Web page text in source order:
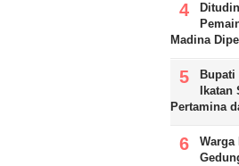
Madina
Pertamina
Warga